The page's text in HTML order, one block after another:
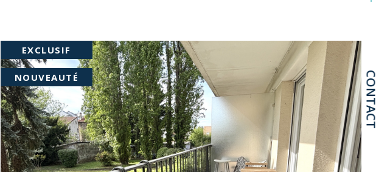
CONTACT
EXCLUSIF
NOUVEAUTÉ